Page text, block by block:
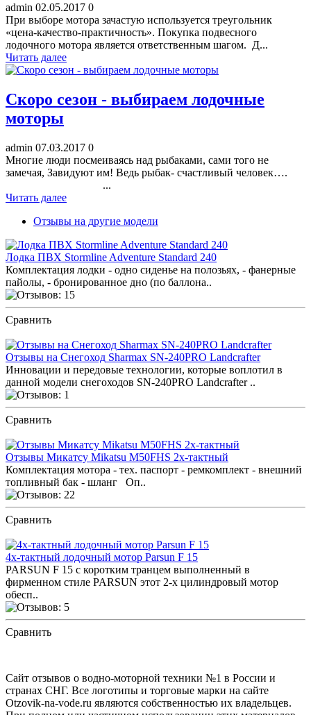
admin 02.05.2017 0
При выборе мотора зачастую используется треугольник
«цена-качество-практичность». Покупка подвесного
лодочного мотора является ответственным шагом. Д...
Читать далее
Скоро сезон - выбираем лодочные
моторы
admin 07.03.2017 0
Многие люди посмеиваясь над рыбаками, сами того не
замечая, Завидуют им! Ведь рыбак- счастливый человек….
...
Читать далее
Отзывы на другие модели
Лодка ПВХ Stormline Adventure Standard 240
Комплектация лодки - одно сиденье на полозьях, - фанерные
пайолы, - бронированное дно (по баллона..
Сравнить
Отзывы на Снегоход Sharmax SN-240PRO Landcrafter
Инновации и передовые технологии, которые воплотил в
данной модели снегоходов SN-240PRO Landcrafter ..
Сравнить
Отзывы Микатсу Mikatsu M50FHS 2х-тактный
Комплектация мотора - тех. паспорт - ремкомплект - внешний
топливный бак - шланг Оп..
Сравнить
4х-тактный лодочный мотор Parsun F 15
PARSUN F 15 с коротким транцем выполненный в
фирменном стиле PARSUN этот 2-х цилиндровый мотор
обесп..
Сравнить
Сайт отзывов о водно-моторной техники №1 в России и
странах СНГ. Все логотипы и торговые марки на сайте
Otzovik-na-vode.ru являются собственностью их владельцев.